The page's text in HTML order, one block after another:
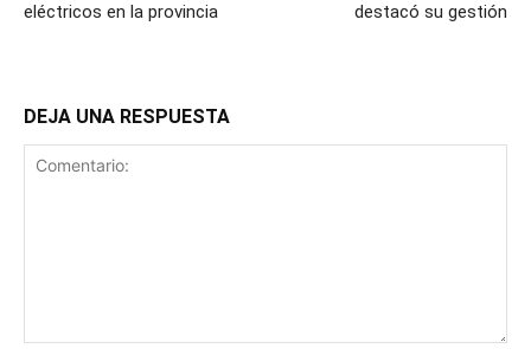
eléctricos en la provincia
destacó su gestión
DEJA UNA RESPUESTA